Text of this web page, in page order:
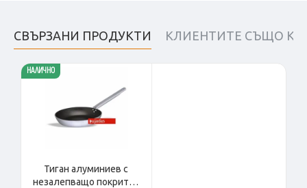
СВЪРЗАНИ ПРОДУКТИ КЛИЕНТИТЕ СЪЩО
НАЛИЧНО
Тиган алуминиев с
незалепващо покритие